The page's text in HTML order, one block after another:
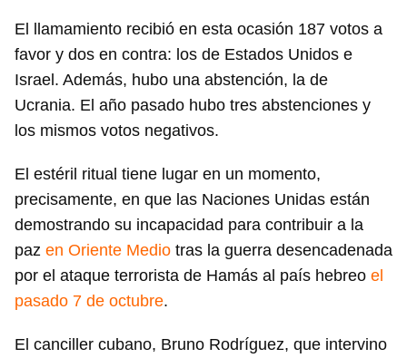
El llamamiento recibió en esta ocasión 187 votos a
favor y dos en contra: los de Estados Unidos e
Israel. Además, hubo una abstención, la de
Ucrania. El año pasado hubo tres abstenciones y
los mismos votos negativos.
El estéril ritual tiene lugar en un momento,
precisamente, en que las Naciones Unidas están
demostrando su incapacidad para contribuir a la
paz en Oriente Medio tras la guerra desencadenada
por el ataque terrorista de Hamás al país hebreo el
pasado 7 de octubre.
El canciller cubano, Bruno Rodríguez, que intervino